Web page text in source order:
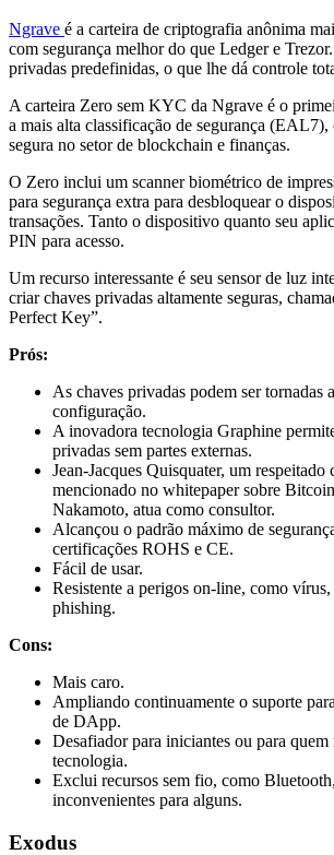
Ngrave é a carteira de criptografia anônima
com segurança melhor do que Ledger e
privadas predefinidas, o que lhe dá controle
A carteira Zero sem KYC da Ngrave é o
a mais alta classificação de segurança (EAL7),
segura no setor de blockchain e finanças.
O Zero inclui um scanner biométrico de
para segurança extra para desbloquear o
transações. Tanto o dispositivo quanto seu
PIN para acesso.
Um recurso interessante é seu sensor de luz
criar chaves privadas altamente seguras,
Perfect Key”.
Prós:
As chaves privadas podem ser tornadas
configuração.
A inovadora tecnologia Graphine
privadas sem partes externas.
Jean-Jacques Quisquater, um respeitado
mencionado no whitepaper sobre
Nakamoto, atua como consultor.
Alcançou o padrão máximo de
certificações ROHS e CE.
Fácil de usar.
Resistente a perigos on-line, como vírus,
phishing.
Cons:
Mais caro.
Ampliando continuamente o suporte
de DApp.
Desafiador para iniciantes ou para quem
tecnologia.
Exclui recursos sem fio, como
inconvenientes para alguns.
Exodus